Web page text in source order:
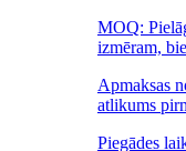
MOQ:
izmēram,
Apmaksas
atlikums
Piegādes